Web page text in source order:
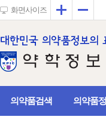
화면사이즈 확대
의약품검색 의약품